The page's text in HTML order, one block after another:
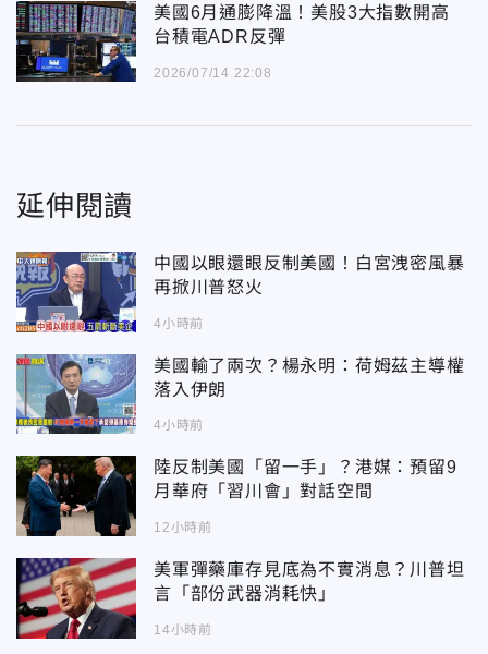
美國6月通膨降溫！美股3大指數開高
台積電ADR反彈
2026/07/14 22:08
延伸閱讀
中國以眼還眼反制美國！白宮洩密風暴
再掀川普怒火
4小時前
美國輸了兩次？楊永明：荷姆茲主導權
落入伊朗
4小時前
陸反制美國「留一手」？港媒：預留9
月華府「習川會」對話空間
12小時前
美軍彈藥庫存見底為不實消息？川普坦
言「部份武器消耗快」
14小時前